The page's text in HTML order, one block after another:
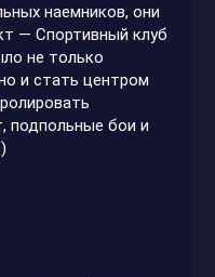
наемников, они
— Спортивный клуб
не только
и стать центром
подпольные бои и